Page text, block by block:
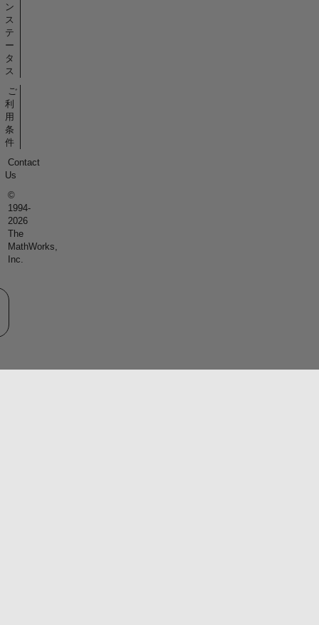
ン
ス
テ
ー
タ
ス
ご
利
用
条
件
Contact
Us
©
1994-
2026
The
MathWorks,
Inc.
サイトの選択